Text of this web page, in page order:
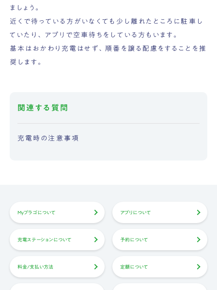
ましょう。
近くで待っている方がいなくても少し離れたところに駐車し
ていたり、アプリで空車待ちをしている方もいます。
基本はおかわり充電はせず、順番を譲る配慮をすることを推
奨します。
関連する質問
充電時の注意事項
Myプラゴについて アプリについて
充電ステーションについて 予約について
料金/支払い方法 定額について